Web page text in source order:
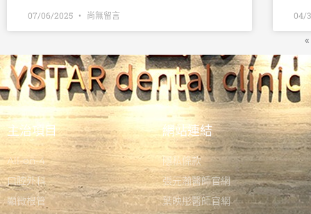
07/06/2025 尚無留言 04/
主治項目
All-on-4
口腔外科
顯微根管
網站連結
隱私條款
張元瀚醫師官網
葉映彤醫師官網